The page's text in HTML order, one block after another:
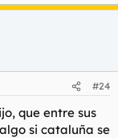
#24
que entre sus
si cataluña se